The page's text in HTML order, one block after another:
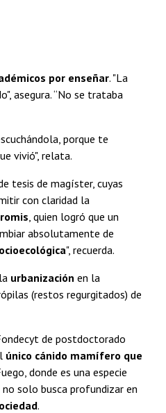
por enseñar. "La
asegura. “No se trataba
porque te
vivió", relata.
tesis de magíster, cuyas
con claridad la
, quien logró que un
absolutamente de
", recuerda.
urbanización en la
(restos regurgitados) de
de postdoctorado
único cánido mamífero que
donde es una especie
solo busca profundizar en
.